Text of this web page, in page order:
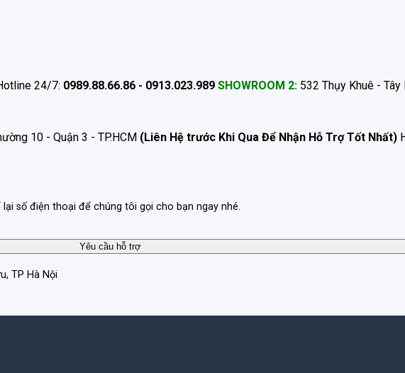
24/7: 0989.88.66.86 - 0913.023.989 SHOWROOM 2: 532 Thụy Khuê -
10 - Quận 3 - TP.HCM (Liên Hệ trước Khi Qua Để Nhận Hỗ Trợ Tốt Nhất)
số điện thoại để chúng tôi gọi cho bạn ngay nhé.
TP Hà Nội